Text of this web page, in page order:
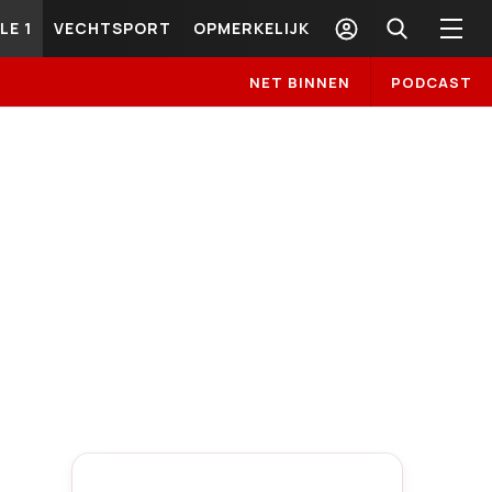
1 VECHTSPORT OPMERKELIJK
NET BINNEN PODCAST